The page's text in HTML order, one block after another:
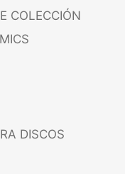
COLECCIÓN
DISCOS